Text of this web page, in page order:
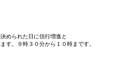
められた日に信行増進と
す。９時３０分から１０時まです。